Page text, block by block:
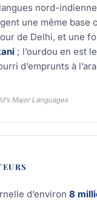
nord-
une même base
de Delhi, et une
; l’ourdou en est le
d’emprunts à
Major Languages
d’environ 8